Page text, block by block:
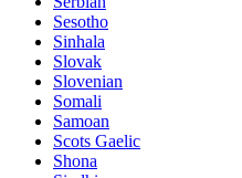
Sesotho
Sinhala
Slovak
Slovenian
Somali
Samoan
Scots Gaelic
Shona